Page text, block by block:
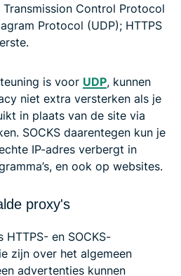
Control Protocol
Protocol (UDP); HTTPS
is voor UDP, kunnen
niet extra versterken als je
in plaats van de site via
SOCKS daarentegen kun je
IP-adres verbergt in
en ook op websites.
proxy's
en SOCKS-
zijn over het algemeen
advertenties kunnen